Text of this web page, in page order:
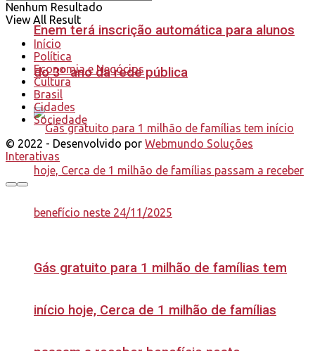
Enem terá inscrição automática para alunos
do 3º ano da rede pública
Gás gratuito para 1 milhão de famílias tem
início hoje, Cerca de 1 milhão de famílias
Nenhum Resultado
View All Result
Início
Política
Economia e Negócios
Cultura
Brasil
Cidades
Sociedade
© 2022 - Desenvolvido por Webmundo Soluções
Interativas